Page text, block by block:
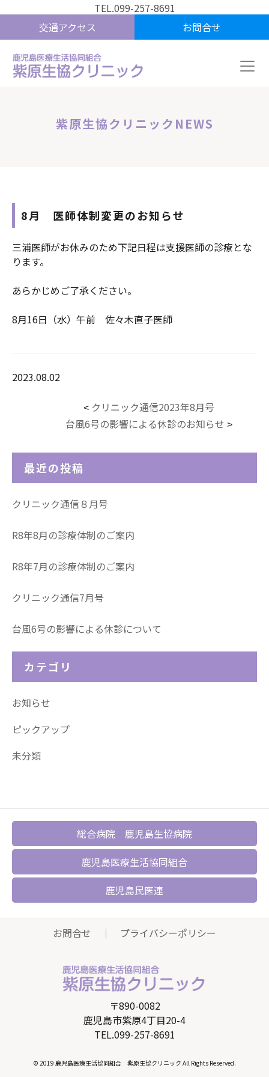
TEL.099-257-8691
交通アクセス
お問合せ
紫原生協クリニックNEWS
8月 医師体制変更のお知らせ
三浦医師がお休みのため下記日程は支援医師の診療とな
ります。
あらかじめご了承ください。
8月16日（水）午前 佐々木直子医師
2023.08.02
< クリニック通信2023年8月号
台風6号の影響による休診のお知らせ >
最近の投稿
クリニック通信８月号
R8年8月の診療体制のご案内
R8年7月の診療体制のご案内
クリニック通信7月号
台風6号の影響による休診について
カテゴリ
お知らせ
ピックアップ
未分類
総合病院 鹿児島生協病院
鹿児島医療生活協同組合
鹿児島民医連
お問合せ ｜ プライバシーポリシー
〒890-0082
鹿児島市紫原4丁目20-4
TEL.099-257-8691
© 2019 鹿児島医療生活協同組合 紫原生協クリニック All Rights Reserved.